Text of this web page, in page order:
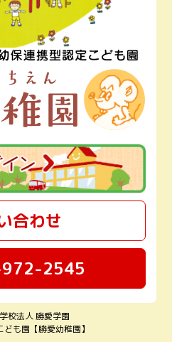
合わせ
2545
校法人 勝愛学園
も園【勝愛幼稚園】